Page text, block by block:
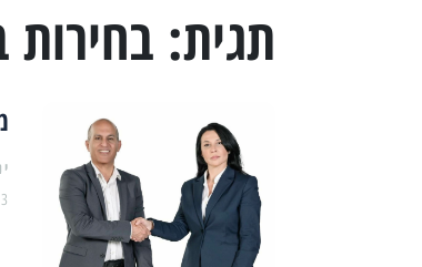
תגית: